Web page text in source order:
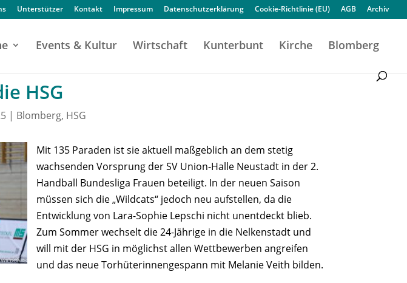
Unterstützer Kontakt Impressum Datenschutzerklärung Cookie-Richtlinie (EU) AGB Archiv
Events & Kultur Wirtschaft Kunterbunt Kirche Blomberg
HSG
| Blomberg, HSG
Mit 135 Paraden ist sie aktuell maßgeblich an dem stetig
wachsenden Vorsprung der SV Union-Halle Neustadt in der 2.
Handball Bundesliga Frauen beteiligt. In der neuen Saison
müssen sich die „Wildcats“ jedoch neu aufstellen, da die
Entwicklung von Lara-Sophie Lepschi nicht unentdeckt blieb.
Zum Sommer wechselt die 24-Jährige in die Nelkenstadt und
will mit der HSG in möglichst allen Wettbewerben angreifen
und das neue Torhüterinnengespann mit Melanie Veith bilden.